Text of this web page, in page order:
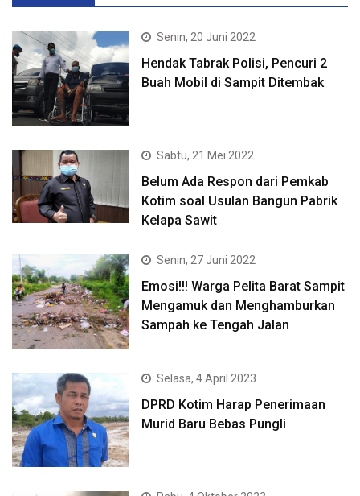
Senin, 20 Juni 2022
Hendak Tabrak Polisi, Pencuri 2
Buah Mobil di Sampit Ditembak
Sabtu, 21 Mei 2022
Belum Ada Respon dari Pemkab
Kotim soal Usulan Bangun Pabrik
Kelapa Sawit
Senin, 27 Juni 2022
Emosi!!! Warga Pelita Barat Sampit
Mengamuk dan Menghamburkan
Sampah ke Tengah Jalan
Selasa, 4 April 2023
DPRD Kotim Harap Penerimaan
Murid Baru Bebas Pungli